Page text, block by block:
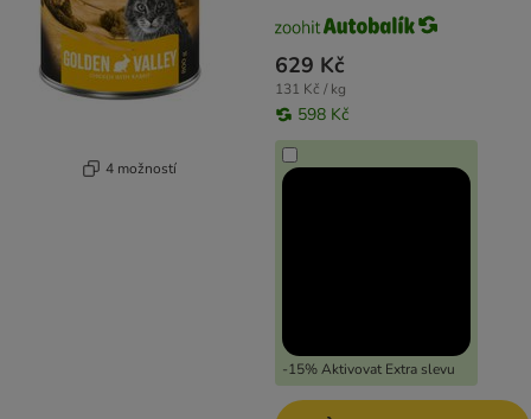
4 možností
629 Kč
131 Kč / kg
598 Kč
-15% Aktivovat Extra slevu